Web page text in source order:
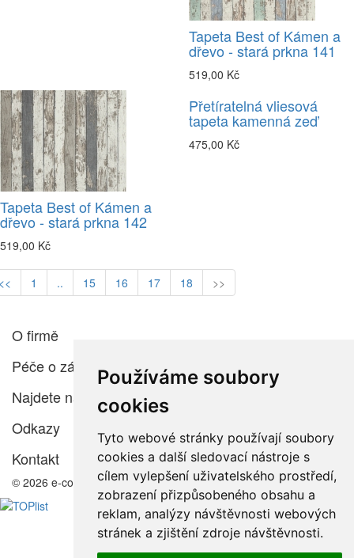
Používáme soubory
cookies
Tyto webové stránky používají soubory
cookies a další sledovací nástroje s
cílem vylepšení uživatelského prostředí,
zobrazení přizpůsobeného obsahu a
reklam, analýzy návštěvnosti webových
stránek a zjištění zdroje návštěvnosti.
Tapeta Best of Kámen a
dřevo - stará prkna 141
519,00 Kč
Tapeta Best of Kámen a
dřevo - stará prkna 142
519,00 Kč
Přetíratelná vliesová
tapeta kamenná zeď
475,00 Kč
1 .. 15 16 17 18 >>
O firmě
Péče o zákazníka
Najdete nás
Odkazy
Kontakt
© 2026 e-color.cz